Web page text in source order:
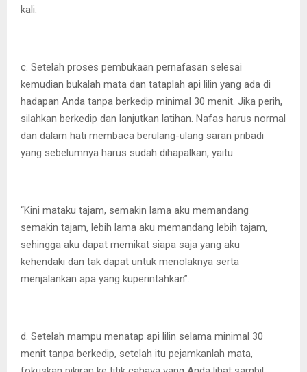
kali.
c. Setelah proses pembukaan pernafasan selesai
kemudian bukalah mata dan tataplah api lilin yang ada di
hadapan Anda tanpa berkedip minimal 30 menit. Jika perih,
silahkan berkedip dan lanjutkan latihan. Nafas harus normal
dan dalam hati membaca berulang-ulang saran pribadi
yang sebelumnya harus sudah dihapalkan, yaitu:
“Kini mataku tajam, semakin lama aku memandang
semakin tajam, lebih lama aku memandang lebih tajam,
sehingga aku dapat memikat siapa saja yang aku
kehendaki dan tak dapat untuk menolaknya serta
menjalankan apa yang kuperintahkan”.
d. Setelah mampu menatap api lilin selama minimal 30
menit tanpa berkedip, setelah itu pejamkanlah mata,